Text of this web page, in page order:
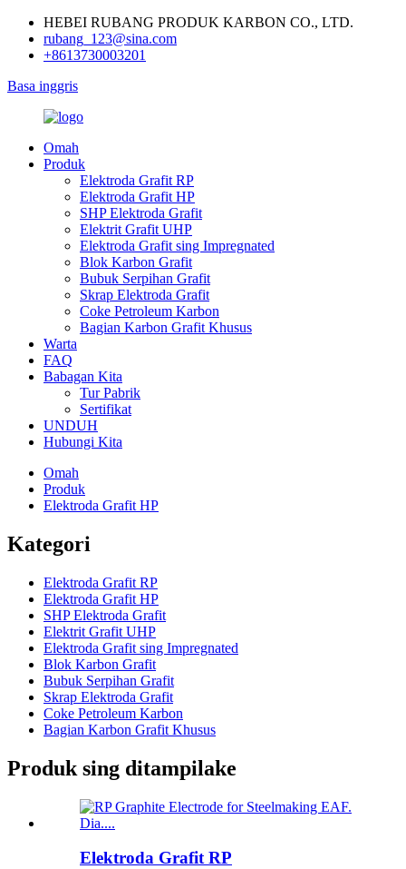
HEBEI RUBANG PRODUK KARBON CO., LTD.
rubang_123@sina.com
+8613730003201
Basa inggris
Omah
Produk
Elektroda Grafit RP
Elektroda Grafit HP
SHP Elektroda Grafit
Elektrit Grafit UHP
Elektroda Grafit sing Impregnated
Blok Karbon Grafit
Bubuk Serpihan Grafit
Skrap Elektroda Grafit
Coke Petroleum Karbon
Bagian Karbon Grafit Khusus
Warta
FAQ
Babagan Kita
Tur Pabrik
Sertifikat
UNDUH
Hubungi Kita
Omah
Produk
Elektroda Grafit HP
Kategori
Elektroda Grafit RP
Elektroda Grafit HP
SHP Elektroda Grafit
Elektrit Grafit UHP
Elektroda Grafit sing Impregnated
Blok Karbon Grafit
Bubuk Serpihan Grafit
Skrap Elektroda Grafit
Coke Petroleum Karbon
Bagian Karbon Grafit Khusus
Produk sing ditampilake
Elektroda Grafit RP